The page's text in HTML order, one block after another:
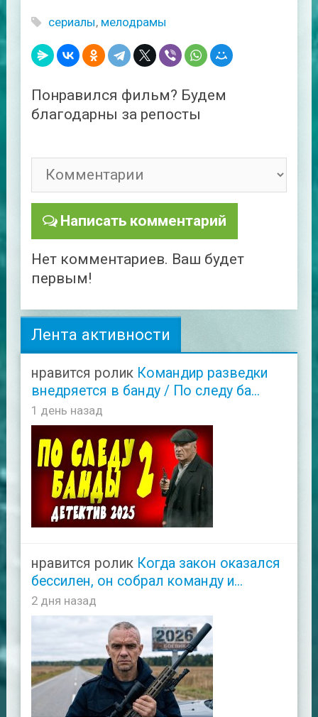
сериалы, мелодрамы
Понравился фильм? Будем
благодарны за репосты
Написать комментарий
Нет комментариев. Ваш будет
первым!
Лента активности
нравится ролик Командир разведки
внедряется в банду / По следу ба...
1 день назад
нравится ролик Когда закон оказался
бессилен, он собрал команду и...
2 дня назад